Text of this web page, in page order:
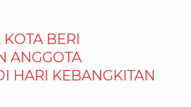
KOTA BERI
ANGGOTA
HARI KEBANGKITAN